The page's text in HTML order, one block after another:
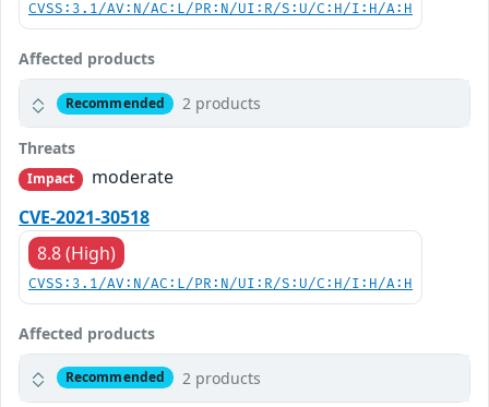
CVSS:3.1/AV:N/AC:L/PR:N/UI:R/S:U/C:H/I:H/A:H
Affected products
Recommended 2 products
Threats
Impact
moderate
CVE-2021-30518
8.8 (High)
CVSS:3.1/AV:N/AC:L/PR:N/UI:R/S:U/C:H/I:H/A:H
Affected products
Recommended 2 products